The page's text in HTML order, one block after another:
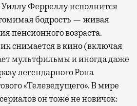
Ферреллу исполнится
бодрость — живая
пенсионного возраста.
снимается в кино (включая
мультфильмы и иногда даже
легендарного Рона
«Телеведущего». В мире
он тоже не новичок: